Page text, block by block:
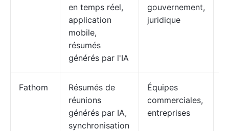
en temps réel,
application
mobile,
résumés
générés par l'IA
gouvernement,
juridique
Fathom
Résumés de
réunions
générés par IA,
synchronisation
Équipes
commerciales,
entreprises